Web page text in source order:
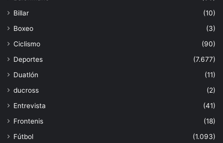
Billar
(10)
Boxeo
(3)
Ciclismo
(90)
Deportes
(7.677)
Duatlón
(11)
ducross
(2)
Entrevista
(41)
Frontenis
(18)
Fútbol
(1.093)